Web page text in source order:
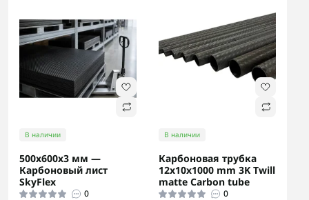
В наличии
500х600х3 мм —
Карбоновый лист
SkyFlex
0
В наличии
Карбоновая трубка
12x10x1000 mm 3K Twill
matte Carbon tube
0